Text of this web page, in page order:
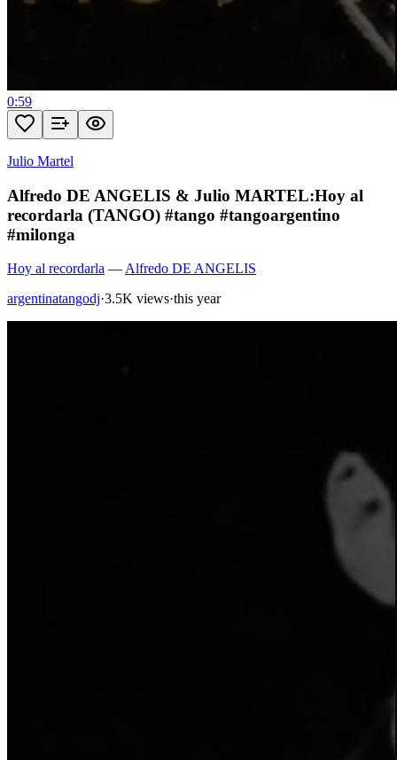
0:59
Julio Martel
Alfredo DE ANGELIS & Julio MARTEL:Hoy al
recordarla (TANGO) #tango #tangoargentino
#milonga
Hoy al recordarla —Alfredo DE ANGELIS
argentinatangodj·3.5K views·this year